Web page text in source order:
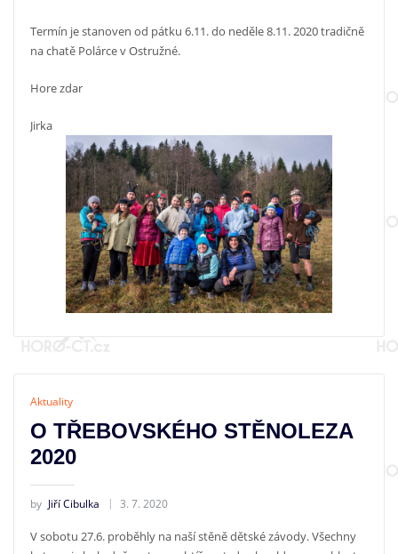
Termín je stanoven od pátku 6.11. do neděle 8.11. 2020 tradičně
na chatě Polárce v Ostružné.
Hore zdar
Jirka
Aktuality
O TŘEBOVSKÉHO STĚNOLEZA
2020
by Jiří Cibulka 3. 7. 2020
V sobotu 27.6. proběhly na naší stěně dětské závody. Všechny